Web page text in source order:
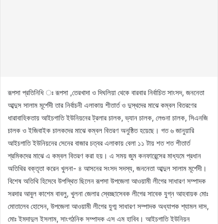
রূপসা প্রতিনিধি ঃ রূপসা ,তেরখাদা ও দিঘলিয়া থেকে বারবার নির্বাচিত সাংসদ, জননেতা
আব্দুস সালাম মূর্শেদী তার নির্বাচনী এলাকায় শীতার্ত ও দুস্থদের মাঝে কম্বল বিতরণের
ধারাবাহিকতায় আইচগাতি ইউনিয়নের ট্রলার চালক, ভ্যান চালক, লেগুনা চালক, সিএনজি
চালক ও ইজিবাইক চালকদের মাঝে কম্বল বিতরণ অনুষ্ঠিত হয়েছে। গত ৬ জানুয়ারি
আইচগাতি ইউনিয়নের সেনের বাজার চত্বর এলাকায় বেলা ১১ টায় শত শত শীতার্ত
শ্রমিকদের মাঝে এ কম্বল বিতরণ করা হয়। এ সময় জুম কনফারেন্সের মাধ্যমে প্রধান
অতিথির বক্তৃতা করেন খুলনা- ৪ আসনের সংসদ সদস্য, জননেতা আব্দুল সালাম মূর্শেদী।
বিশেষ অতিথি হিসেবে উপস্থিত ছিলেন রূপসা উপজেলা আওয়ামী লীগের সাধারণ সম্পাদক
সরদার আবুল কাশেম বাবলু, খুলনা জেলার স্বেচ্ছাসেবক লীগের সাবেক যুগ্ন আহবায়ক মোঃ
মোতালেব হোসেন, উপজেলা আওয়ামী লীগের যুগ্ম সাধারণ সম্পাদক অধ্যাপক শ্যামল দাস,
মোঃ ইমদাদুল ইসলাম, সাংগঠনিক সম্পাদক এস এম হাবিব। আইচগাতি ইউনিয়ন